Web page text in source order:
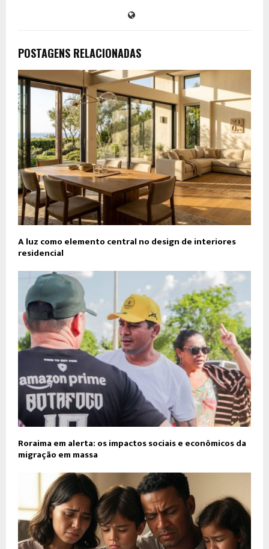
POSTAGENS RELACIONADAS
A luz como elemento central no design de interiores
residencial
Roraima em alerta: os impactos sociais e econômicos da
migração em massa